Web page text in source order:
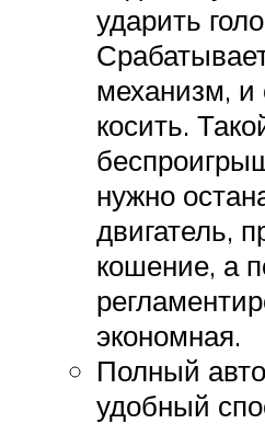
ударить
механизм,
косить.
нужно
двигатель,
кошение, а
экономная.
Полный
удобный